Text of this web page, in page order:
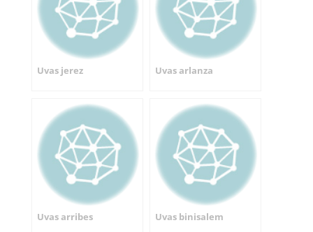
Uvas jerez Uvas arlanza
Uvas arribes Uvas binisalem